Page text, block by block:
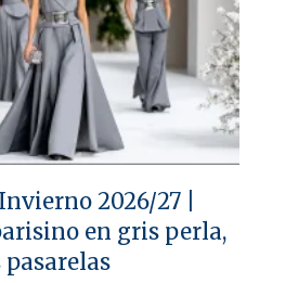
2026/27 |
en gris perla,
pasarelas